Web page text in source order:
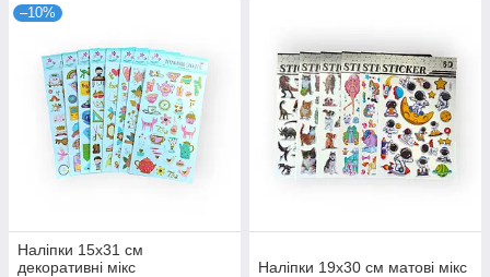
–10%
Наліпки 15х31 см
декоративні мікс
Наліпки 19х30 см матові мікс